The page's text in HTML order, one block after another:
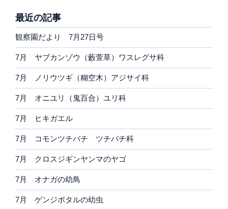
最近の記事
観察園だより 7月27日号
7月 ヤブカンゾウ（藪萱草）ワスレグサ科
7月 ノリウツギ（糊空木）アジサイ科
7月 オニユリ（鬼百合）ユリ科
7月 ヒキガエル
7月 コモンツチバチ ツチバチ科
7月 クロスジギンヤンマのヤゴ
7月 オナガの幼鳥
7月 ゲンジボタルの幼虫